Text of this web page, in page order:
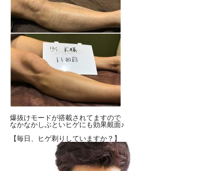
爆抜けモードが搭載されてますので
なかなかしぶといヒゲにも効果覿面♪
【毎日、ヒゲ剃りしていますか？】